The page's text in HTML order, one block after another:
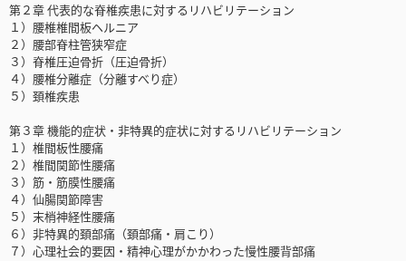
第２章 代表的な脊椎疾患に対するリハビリテーション
１）腰椎椎間板ヘルニア
２）腰部脊柱管狭窄症
３）脊椎圧迫骨折（圧迫骨折）
４）腰椎分離症（分離すべり症）
５）頚椎疾患
第３章 機能的症状・非特異的症状に対するリハビリテーション
１）椎間板性腰痛
２）椎間関節性腰痛
３）筋・筋膜性腰痛
４）仙腸関節障害
５）末梢神経性腰痛
６）非特異的頚部痛（頚部痛・肩こり）
７）心理社会的要因・精神心理がかかわった慢性腰背部痛